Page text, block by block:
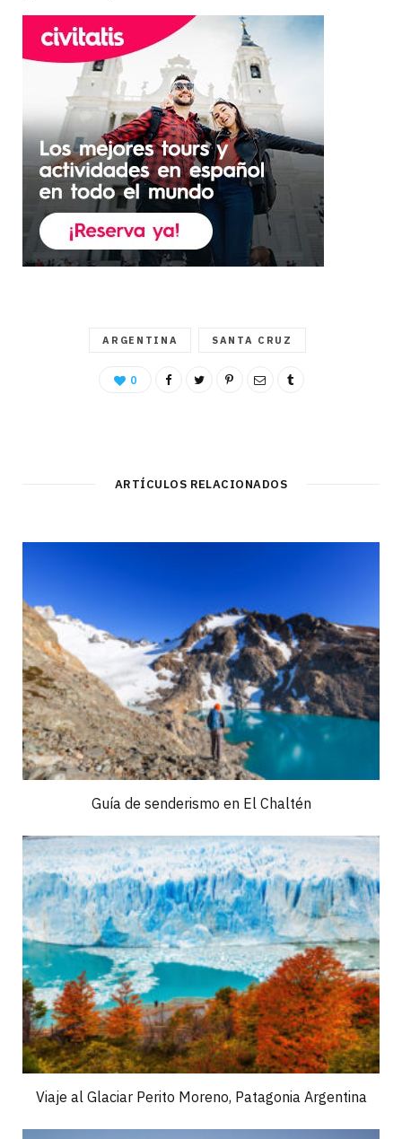
ARGENTINA SANTA CRUZ
0
ARTÍCULOS RELACIONADOS
Guía de senderismo en El Chaltén
Viaje al Glaciar Perito Moreno, Patagonia Argentina